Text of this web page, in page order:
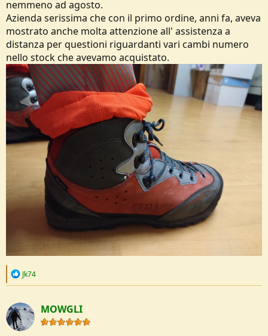
nemmeno ad agosto.
Azienda serissima che con il primo ordine, anni fa, aveva
mostrato anche molta attenzione all' assistenza a
distanza per questioni riguardanti vari cambi numero
nello stock che avevamo acquistato.
R
c
t
i
o
Jk74
MOWGLI